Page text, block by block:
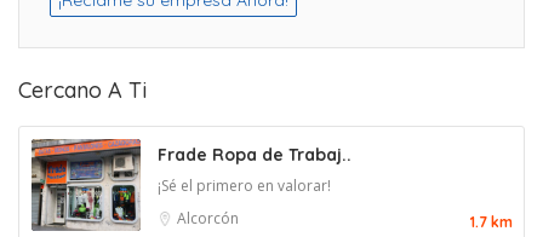
Cercano A Ti
Frade Ropa de Trabaj..
¡Sé el primero en valorar!
Alcorcón
1.7 km